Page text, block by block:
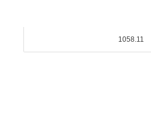
1058.11